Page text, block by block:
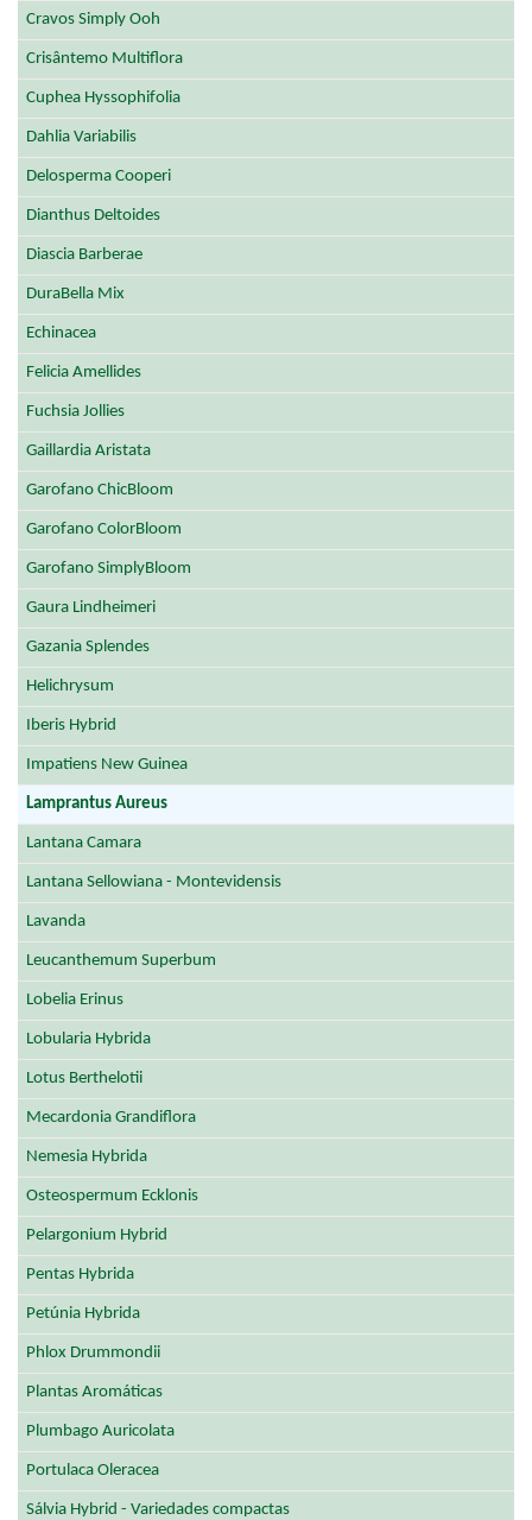
Cravos Simply Ooh
Crisântemo Multiflora
Cuphea Hyssophifolia
Dahlia Variabilis
Delosperma Cooperi
Dianthus Deltoides
Diascia Barberae
DuraBella Mix
Echinacea
Felicia Amellides
Fuchsia Jollies
Gaillardia Aristata
Garofano ChicBloom
Garofano ColorBloom
Garofano SimplyBloom
Gaura Lindheimeri
Gazania Splendes
Helichrysum
Iberis Hybrid
Impatiens New Guinea
Lamprantus Aureus
Lantana Camara
Lantana Sellowiana - Montevidensis
Lavanda
Leucanthemum Superbum
Lobelia Erinus
Lobularia Hybrida
Lotus Berthelotii
Mecardonia Grandiflora
Nemesia Hybrida
Osteospermum Ecklonis
Pelargonium Hybrid
Pentas Hybrida
Petúnia Hybrida
Phlox Drummondii
Plantas Aromáticas
Plumbago Auricolata
Portulaca Oleracea
Sálvia Hybrid - Variedades compactas